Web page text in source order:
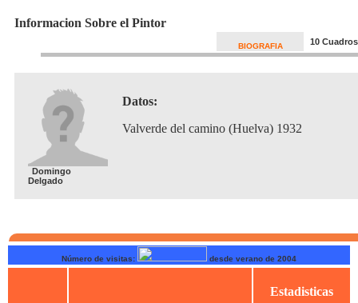
Informacion Sobre el Pintor
BIOGRAFIA 10 Cuadros
Domingo
Delgado
Datos:
Valverde del camino (Huelva) 1932
Número de visitas: desde verano de 2004
Estadisticas